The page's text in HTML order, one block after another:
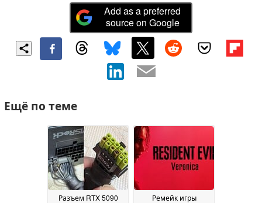
Add as a preferred
source on Google
Ещё по теме
Разъем RTX 5090
Ремейк игры